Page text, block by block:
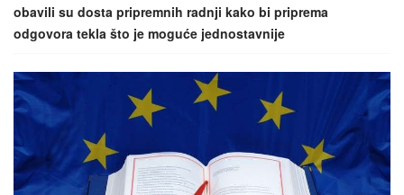
n
obavili su dosta pripremnih radnji kako bi priprema
odgovora tekla što je moguće jednostavnije